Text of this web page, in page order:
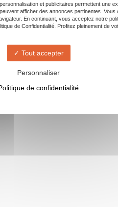
et publicitaires permettent une
afficher des annonces pertinentes. Vous
En continuant, vous acceptez notre
de Confidentialité. Profitez pleinement de
Tout accepter
Personnaliser
de confidentialité